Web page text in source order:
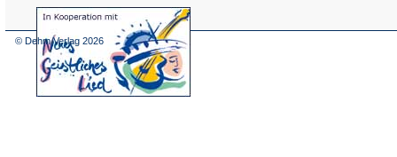
(Öffnet
in
© Dehm Verlag 2026